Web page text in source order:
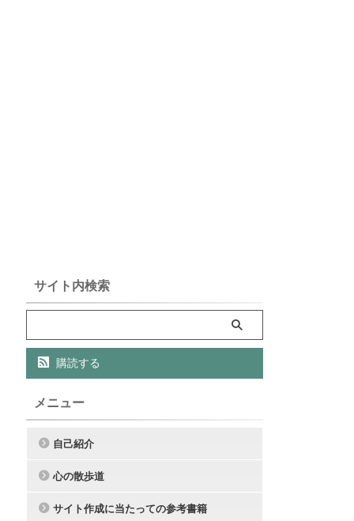
サイト内検索
購読する
メニュー
自己紹介
心の散歩道
サイト作成に当たっての参考書籍